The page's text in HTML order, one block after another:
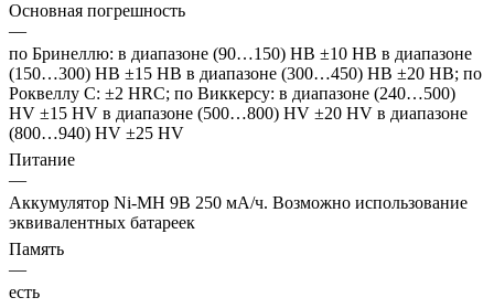
Основная погрешность
—
по Бринеллю: в диапазоне (90…150) НВ ±10 НВ в диапазоне
(150…300) НВ ±15 НВ в диапазоне (300…450) НВ ±20 НВ; по
Роквеллу С: ±2 HRC; по Виккерсу: в диапазоне (240…500)
HV ±15 HV в диапазоне (500…800) HV ±20 HV в диапазоне
(800…940) HV ±25 HV
Питание
—
Аккумулятор Ni-MH 9В 250 мА/ч. Возможно использование
эквивалентных батареек
Память
—
есть